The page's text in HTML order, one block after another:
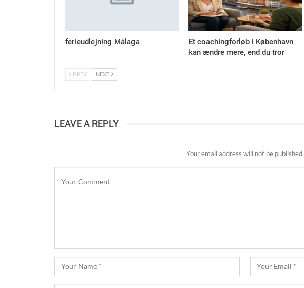
ferieudlejning Málaga
Et coachingforløb i København
kan ændre mere, end du tror
PREV NEXT
LEAVE A REPLY
Your email address will not be published.